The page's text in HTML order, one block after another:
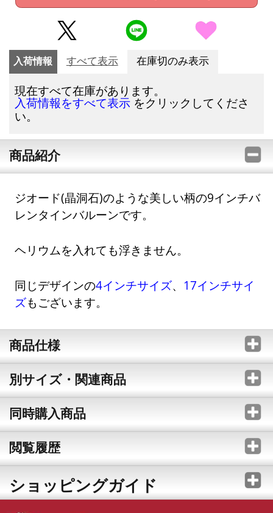
入荷情報 すべて表示 在庫切のみ表示
現在すべて在庫があります。
入荷情報をすべて表示 をクリックしてくださ
い。
商品紹介
ジオード(晶洞石)のような美しい柄の9インチバ
レンタインバルーンです。
ヘリウムを入れても浮きません。
同じデザインの4インチサイズ、 17インチサイ
ズもございます。
商品仕様
別サイズ・関連商品
同時購入商品
閲覧履歴
ショッピングガイド